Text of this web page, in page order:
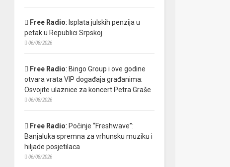
Free Radio: Isplata julskih penzija u
petak u Republici Srpskoj
06/08/2026
Free Radio: Bingo Group i ove godine
otvara vrata VIP događaja građanima:
Osvojite ulaznice za koncert Petra Graše
06/08/2026
Free Radio: Počinje “Freshwave”:
Banjaluka spremna za vrhunsku muziku i
hiljade posjetilaca
06/08/2026